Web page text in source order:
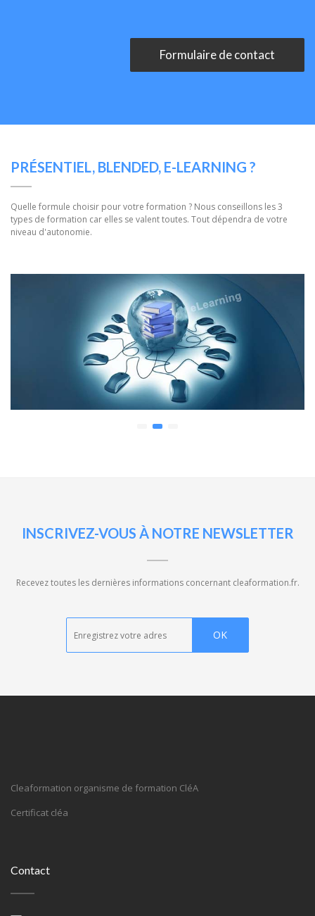
Formulaire de contact
PRÉSENTIEL, BLENDED, E-LEARNING ?
Quelle formule choisir pour votre formation ? Nous conseillons les 3
types de formation car elles se valent toutes. Tout dépendra de votre
niveau d'autonomie.
INSCRIVEZ-VOUS À NOTRE NEWSLETTER
Recevez toutes les dernières informations concernant cleaformation.fr.
Cleaformation organisme de formation CléA
Certificat cléa
Contact